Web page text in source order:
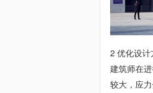
2 优化设计
建筑师在
较大，应